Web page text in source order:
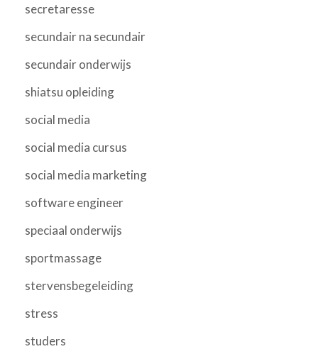
secretaresse
secundair na secundair
secundair onderwijs
shiatsu opleiding
social media
social media cursus
social media marketing
software engineer
speciaal onderwijs
sportmassage
stervensbegeleiding
stress
studers